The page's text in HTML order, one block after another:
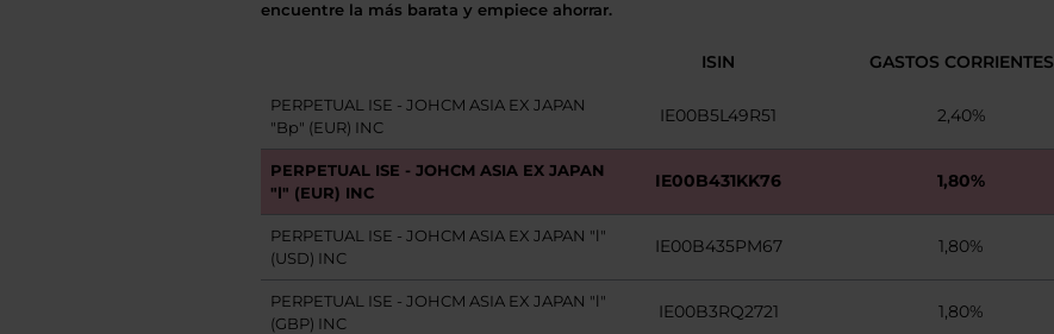
encuentre la más barata y empiece ahorrar.
ISIN GASTOS CORRIENTES
PERPETUAL ISE - JOHCM ASIA EX JAPAN
"Bp" (EUR) INC
IE00B5L49R51 2,40%
PERPETUAL ISE - JOHCM ASIA EX JAPAN
"l" (EUR) INC
IE00B431KK76 1,80%
PERPETUAL ISE - JOHCM ASIA EX JAPAN "l"
(USD) INC
IE00B435PM67 1,80%
PERPETUAL ISE - JOHCM ASIA EX JAPAN "l"
(GBP) INC
IE00B3RQ2721 1,80%